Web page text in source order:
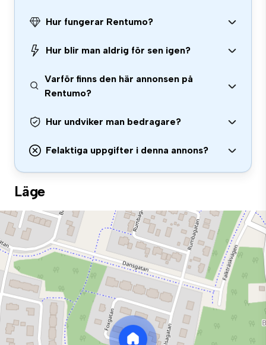
Hur fungerar Rentumo?
Hur blir man aldrig för sen igen?
Varför finns den här annonsen på
Rentumo?
Hur undviker man bedragare?
Felaktiga uppgifter i denna annons?
Läge